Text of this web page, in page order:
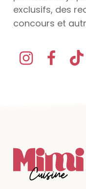
exclusifs, des
concours et